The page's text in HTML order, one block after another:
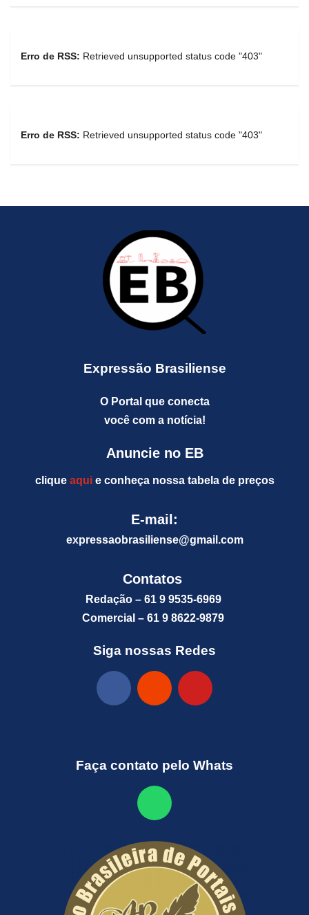
Erro de RSS: Retrieved unsupported status code "403"
Erro de RSS: Retrieved unsupported status code "403"
Expressão Brasiliense
O Portal que conecta
você com a notícia!
Anuncie no EB
clique aquie conheça nossa tabela de preços
E-mail:
expressaobrasiliense@gmail.com
Contatos
Redação – 61 9 9535-6969
Comercial – 61 9 8622-9879
Siga nossas Redes
Faça contato pelo Whats